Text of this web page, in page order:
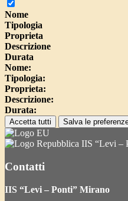
Nome
Tipologia
Proprieta
Descrizione
Durata
Nome:
Tipologia:
Proprieta:
Descrizione:
Durata:
Accetta tutti Salva le
IIS “Levi –
Contatti
IIS “Levi – Ponti” Mirano